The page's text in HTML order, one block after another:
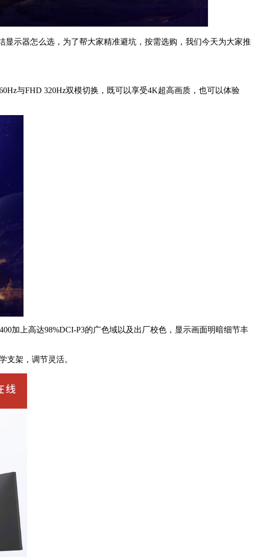
示器怎么选，为了帮大家精准避坑，按需选购，我们今天为大家推
与FHD 320Hz双模切换，既可以享受4K超高画质，也可以体验
加上高达98%DCI-P3的广色域以及出厂校色，显示画面明暗细节丰
支架，调节灵活。